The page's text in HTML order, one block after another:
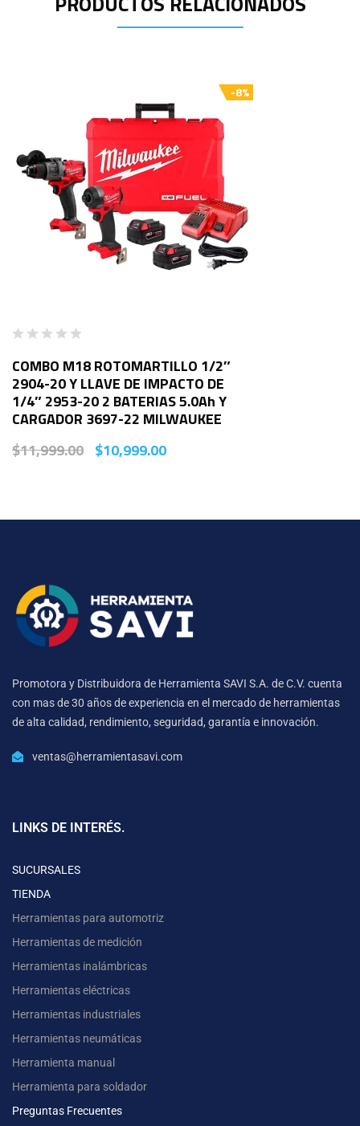
-8%
COMBO M18 ROTOMARTILLO 1/2″
2904-20 Y LLAVE DE IMPACTO DE
1/4″ 2953-20 2 BATERIAS 5.0Ah Y
CARGADOR 3697-22 MILWAUKEE
$11,999.00 $10,999.00
Promotora y Distribuidora de Herramienta SAVI S.A. de C.V. cuenta
con mas de 30 años de experiencia en el mercado de herramientas
de alta calidad, rendimiento, seguridad, garantía e innovación.
ventas@herramientasavi.com
LINKS DE INTERÉS.
SUCURSALES
TIENDA
Herramientas para automotriz
Herramientas de medición
Herramientas inalámbricas
Herramientas eléctricas
Herramientas industriales
Herramientas neumáticas
Herramienta manual
Herramienta para soldador
Preguntas Frecuentes